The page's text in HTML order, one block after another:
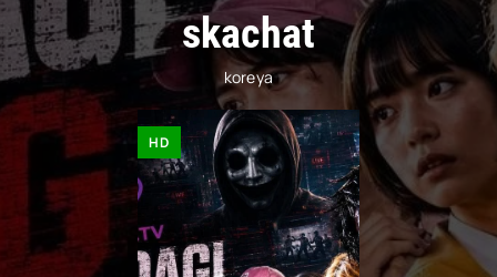
skachat
koreya
HD